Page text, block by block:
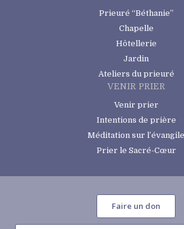
Prieuré “Béthanie”
Chapelle
Hôtellerie
Jardin
Ateliers du prieuré
VENIR PRIER
Venir prier
Intentions de prière
Méditation sur l’évangile
Prier le Sacré-Cœur
Faire un don